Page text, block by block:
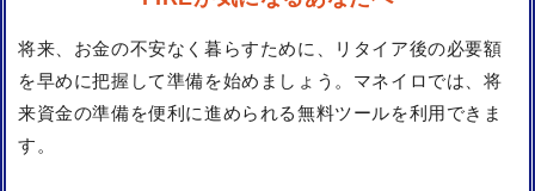
将来、お金の不安なく暮らすために、リタイア後の必要額
を早めに把握して準備を始めましょう。マネイロでは、将
来資金の準備を便利に進められる無料ツールを利用できま
す。